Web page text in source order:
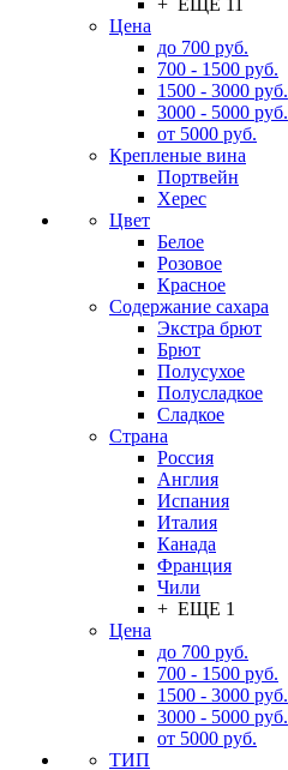
+ ЕЩЕ 11
Цена
до 700 руб.
700 - 1500 руб.
1500 - 3000 руб.
3000 - 5000 руб.
от 5000 руб.
Крепленые вина
Портвейн
Херес
Цвет
Белое
Розовое
Красное
Содержание сахара
Экстра брют
Брют
Полусухое
Полусладкое
Сладкое
Страна
Россия
Англия
Испания
Италия
Канада
Франция
Чили
+ ЕЩЕ 1
Цена
до 700 руб.
700 - 1500 руб.
1500 - 3000 руб.
3000 - 5000 руб.
от 5000 руб.
ТИП